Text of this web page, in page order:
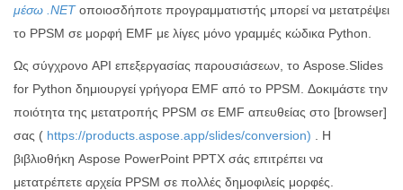
μέσω .NETοποιοσδήποτε προγραμματιστής μπορεί να μετατρέψει
το PPSM σε μορφή EMF με λίγες μόνο γραμμές κώδικα Python.
Ως σύγχρονο API επεξεργασίας παρουσιάσεων, το Aspose.Slides
for Python δημιουργεί γρήγορα EMF από το PPSM. Δοκιμάστε την
ποιότητα της μετατροπής PPSM σε EMF απευθείας στο [browser]
σας ( https://products.aspose.app/slides/conversion) . Η
βιβλιοθήκη Aspose PowerPoint PPTX σάς επιτρέπει να
μετατρέπετε αρχεία PPSM σε πολλές δημοφιλείς μορφές.